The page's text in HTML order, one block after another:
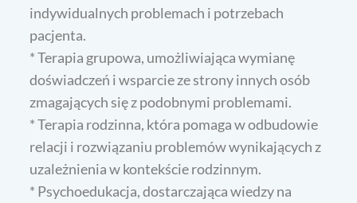
indywidualnych problemach i potrzebach
pacjenta.
* Terapia grupowa, umożliwiająca wymianę
doświadczeń i wsparcie ze strony innych osób
zmagających się z podobnymi problemami.
* Terapia rodzinna, która pomaga w odbudowie
relacji i rozwiązaniu problemów wynikających z
uzależnienia w kontekście rodzinnym.
* Psychoedukacja, dostarczająca wiedzy na